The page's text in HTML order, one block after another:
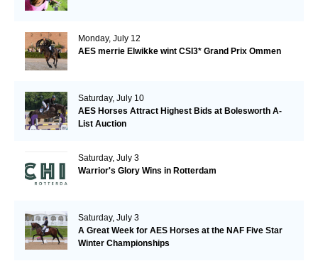
Monday, July 12
AES merrie Elwikke wint CSI3* Grand Prix Ommen
Saturday, July 10
AES Horses Attract Highest Bids at Bolesworth A-
List Auction
Saturday, July 3
Warrior's Glory Wins in Rotterdam
Saturday, July 3
A Great Week for AES Horses at the NAF Five Star
Winter Championships